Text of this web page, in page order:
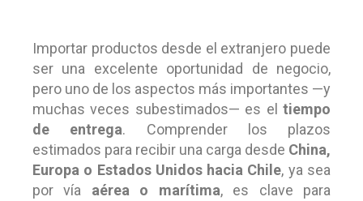
Importar productos desde el extranjero puede
ser una excelente oportunidad de negocio,
pero uno de los aspectos más importantes —y
muchas veces subestimados— es el tiempo
de entrega. Comprender los plazos
estimados para recibir una carga desde China,
Europa o Estados Unidos hacia Chile, ya sea
por vía aérea o marítima, es clave para